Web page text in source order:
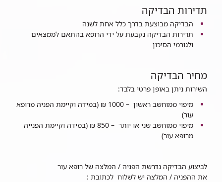
תדירות הבדיקה
הבדיקה מבוצעת בדרך כלל אחת לשנה
תדירות הבדיקה נקבעת על ידי הרופא בהתאם לממצאים
ולגורמי הסיכון
מחיר הבדיקה
השירות ניתן באופן פרטי בלבד:
מיפוי ממוחשב ראשון – 1000 ₪ (במידה וקיימת הפניה מרופא
עור)
מיפוי ממוחשב שני או יותר – 850 ₪ (במידה וקיימת הפנייה
מרופא עור)
לביצוע הבדיקה נדרשת הפניה / המלצה של רופא עור
את ההפניה / המלצה יש לשלוח לכתובת :